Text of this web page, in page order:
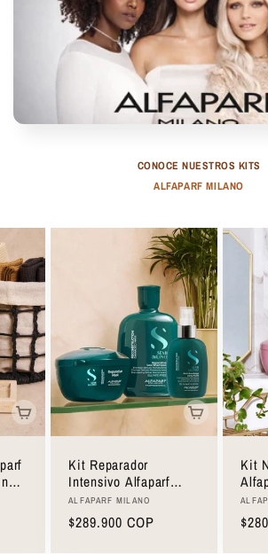
CONOCE NUESTROS KITS
ALFAPARF MILANO
Kit Reparador
Intensivo Alfaparf
Milano Semi Di Lino
Reconstruction
Damaged Hair
Proveedor:
ALFAPARF MILANO
Precio
$289.900 COP
Kit
Di
Hair